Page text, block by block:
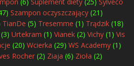
Szampon oczyszczający (21)
TianDe (5) Tresemme (1) Trądzik (18)
(3) Urtekram (1) Vianek (2) Vichy (1) Vis
(20) Wcierka (29) WS Academy (1)
Rocher (2) Ziaja (6) Zioła (2)